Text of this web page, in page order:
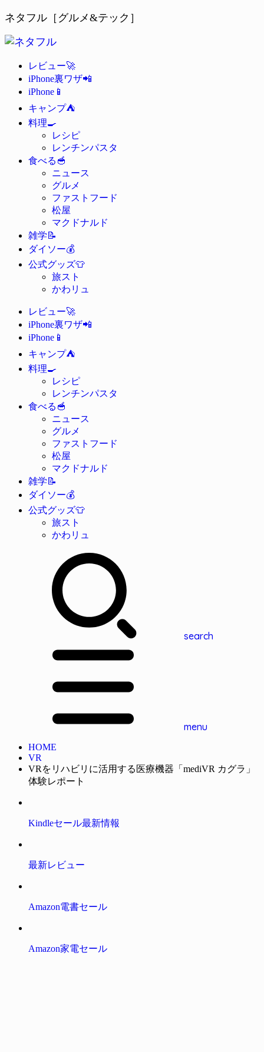
ネタフル［グルメ&テック］
レビュー🚀
iPhone裏ワザ📲
iPhone 📱
キャンプ⛺
料理🍳
レシピ
レンチンパスタ
食べる 🥣
ニュース
グルメ
ファストフード
松屋
マクドナルド
雑学📝
ダイソー💰
公式グッズ👕
旅スト
かわリュ
レビュー🚀
iPhone裏ワザ📲
iPhone 📱
キャンプ⛺
料理🍳
レシピ
レンチンパスタ
食べる 🥣
ニュース
グルメ
ファストフード
松屋
マクドナルド
雑学📝
ダイソー💰
公式グッズ👕
旅スト
かわリュ
search
menu
HOME
VR
VRをリハビリに活用する医療機器「mediVR カグラ」
体験レポート
Kindleセール最新情報
最新レビュー
Amazon電書セール
Amazon家電セール